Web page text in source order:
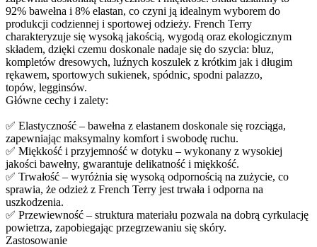
92% bawełna i 8% elastan, co czyni ją idealnym wyborem do
produkcji codziennej i sportowej odzieży. French Terry
charakteryzuje się wysoką jakością, wygodą oraz ekologicznym
składem, dzięki czemu doskonale nadaje się do szycia: bluz,
kompletów dresowych, luźnych koszulek z krótkim jak i długim
rękawem, sportowych sukienek, spódnic, spodni palazzo,
topów, legginsów.
Główne cechy i zalety:
✅ Elastyczność – bawełna z elastanem doskonale się rozciąga,
zapewniając maksymalny komfort i swobodę ruchu.
✅ Miękkość i przyjemność w dotyku – wykonany z wysokiej
jakości bawełny, gwarantuje delikatność i miękkość.
✅ Trwałość – wyróżnia się wysoką odpornością na zużycie, co
sprawia, że odzież z French Terry jest trwała i odporna na
uszkodzenia.
✅ Przewiewność – struktura materiału pozwala na dobrą cyrkulację
powietrza, zapobiegając przegrzewaniu się skóry.
Zastosowanie